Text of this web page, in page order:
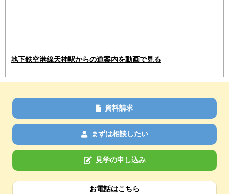
地下鉄空港線天神駅からの道案内を動画で見る
資料請求
まずは相談したい
見学の申し込み
お電話はこちら